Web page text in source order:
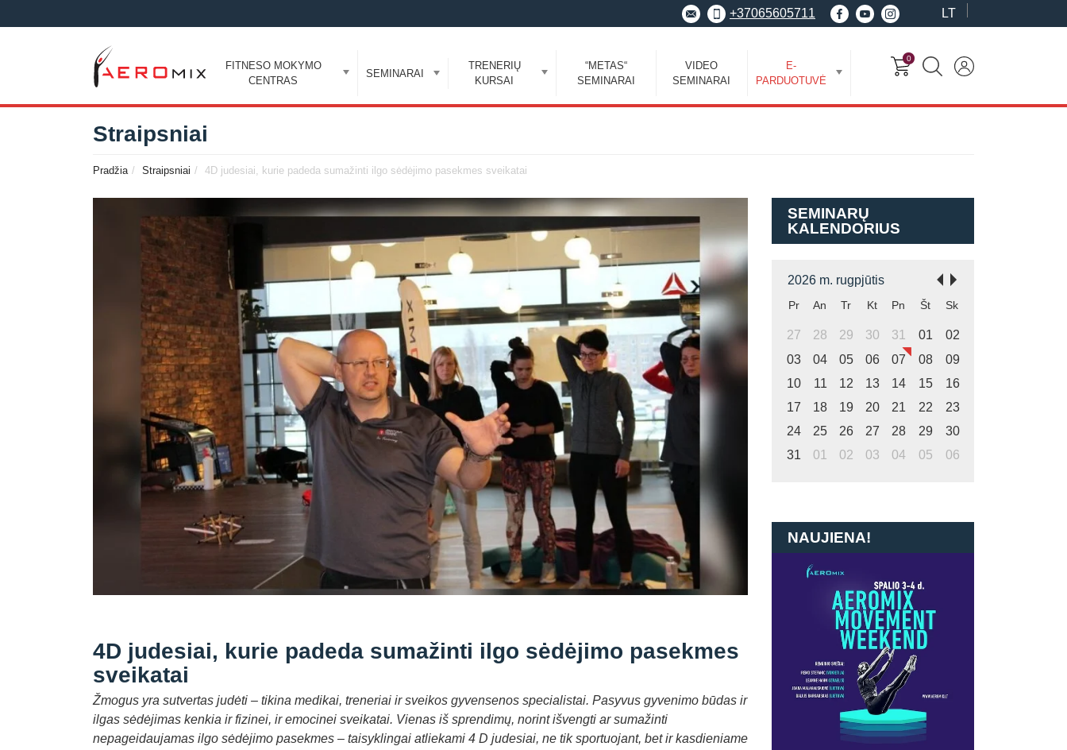
+37065605711 LT
FITNESO MOKYMO
CENTRAS
SEMINARAI
TRENERIŲ
KURSAI
“METAS“
SEMINARAI
VIDEO
SEMINARAI
E-
PARDUOTUVĖ
0
Straipsniai
Pradžia Straipsniai 4D judesiai, kurie padeda sumažinti ilgo sėdėjimo pasekmes sveikatai
4D judesiai, kurie padeda sumažinti ilgo sėdėjimo pasekmes
sveikatai
Žmogus yra sutvertas judėti – tikina medikai, treneriai ir sveikos gyvensenos specialistai. Pasyvus gyvenimo būdas ir
ilgas sėdėjimas kenkia ir fizinei, ir emocinei sveikatai. Vienas iš sprendimų, norint išvengti ar sumažinti
nepageidaujamas ilgo sėdėjimo pasekmes – taisyklingai atliekami 4 D judesiai, ne tik sportuojant, bet ir kasdieniame
SEMINARŲ
KALENDORIUS
2026 m. rugpjūtis
Pr An Tr Kt Pn Št Sk
27 28 29 30 31 01
02
03
04 05 06 07 08
09
10
11 12 13 14 15
16
17
18 19 20 21 22
23
24
25 26 27 28 29
30
31
01 02 03 04 05 06
NAUJIENA!